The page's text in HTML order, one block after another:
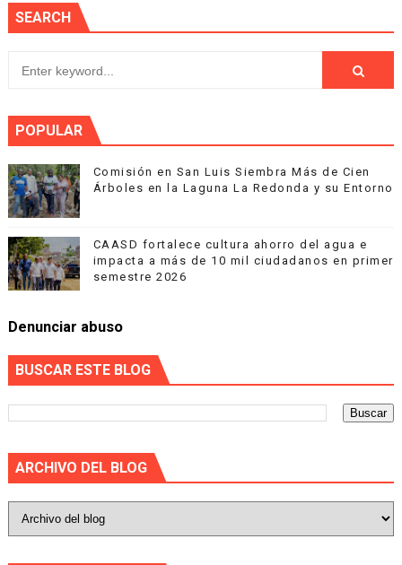
SEARCH
POPULAR
Comisión en San Luis Siembra Más de Cien
Árboles en la Laguna La Redonda y su Entorno
CAASD fortalece cultura ahorro del agua e
impacta a más de 10 mil ciudadanos en primer
semestre 2026
Denunciar abuso
BUSCAR ESTE BLOG
ARCHIVO DEL BLOG